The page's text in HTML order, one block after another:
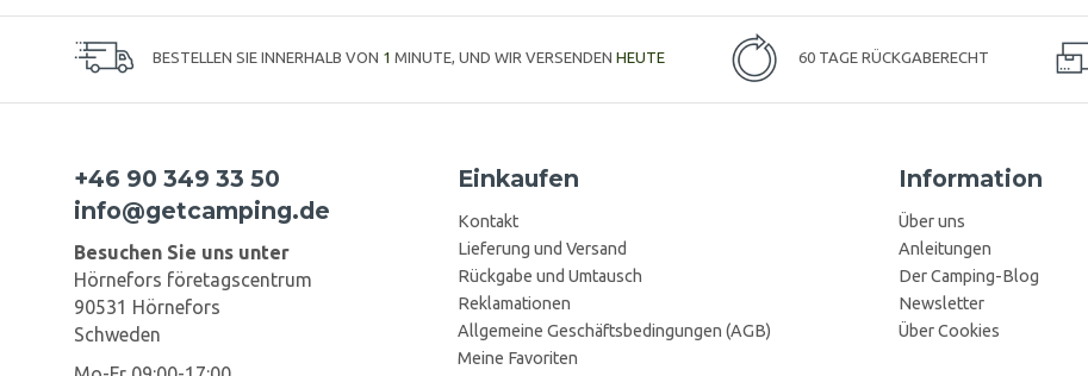
BESTELLEN SIE INNERHALB VON 1 MINUTE, UND WIR VERSENDEN HEUTE 60 TAGE RÜCKGABERECHT
+46 90 349 33 50
info@getcamping.de
Besuchen Sie uns unter
Hörnefors företagscentrum
90531 Hörnefors
Schweden
Einkaufen
Kontakt
Lieferung und Versand
Rückgabe und Umtausch
Reklamationen
Allgemeine Geschäftsbedingungen (AGB)
Meine Favoriten
Information
Über uns
Anleitungen
Der Camping-Blog
Newsletter
Über Cookies